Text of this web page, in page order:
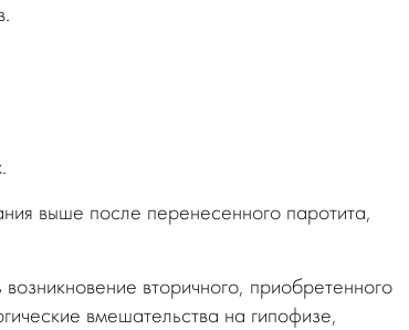
выше после перенесенного паротита,
вторичного, приобретенного
вмешательства на гипофизе,